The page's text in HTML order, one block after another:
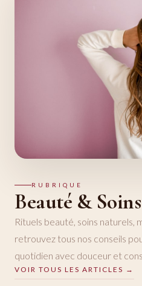
RUBRIQUE
Beauté & Soins
Rituels beauté, soins naturels,
retrouvez tous nos conseils
quotidien avec douceur et
VOIR TOUS LES ARTICLES →